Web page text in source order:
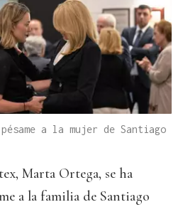
a la mujer de Santiago
Marta Ortega, se ha
a la familia de Santiago